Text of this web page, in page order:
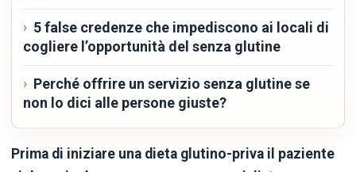
5 false credenze che impediscono ai locali di
cogliere l’opportunità del senza glutine
Perché offrire un servizio senza glutine se
non lo dici alle persone giuste?
Prima di iniziare una dieta glutino-priva il paziente